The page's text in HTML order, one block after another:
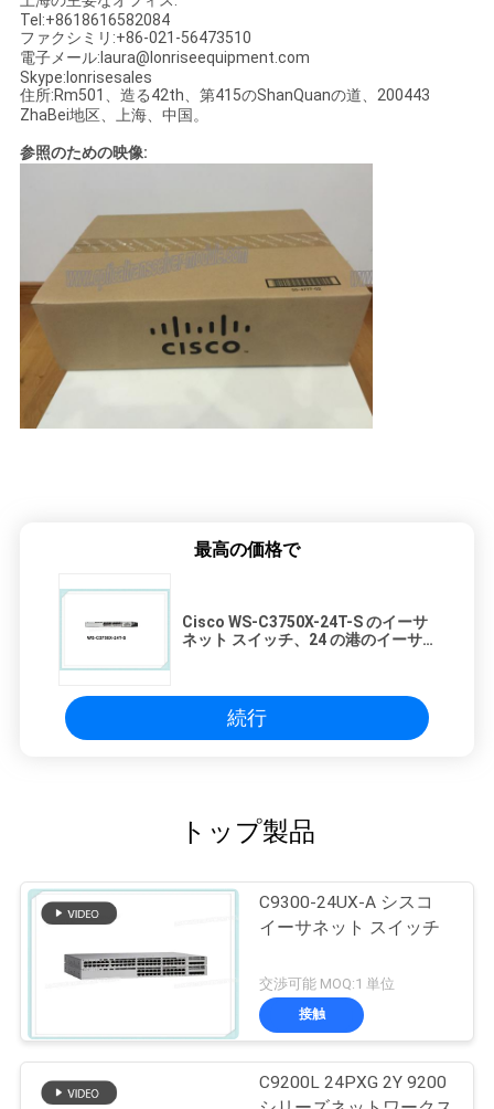
Tel:+8618616582084
ファクシミリ:+86-021-56473510
電子メール:laura@lonriseequipment.com
Skype:lonrisesales
住所:Rm501、造る42th、第415のShanQuanの道、200443
ZhaBei地区、上海、中国。
参照のための映像:
最高の価格で
Cisco WS-C3750X-24T-S のイーサ
ネット スイッチ、24 の港のイーサ
続行
トップ製品
C9300-24UX-A シスコ
イーサネット スイッチ
交渉可能 MOQ:1 単位
接触
C9200L 24PXG 2Y 9200